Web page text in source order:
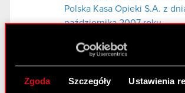
Zgoda Szczegóły Ustawienia
Polska Kasa Opieki S.A. z dnia
października 2007 roku.
Raport bieżący nr 47/
14 kwietnia 2008